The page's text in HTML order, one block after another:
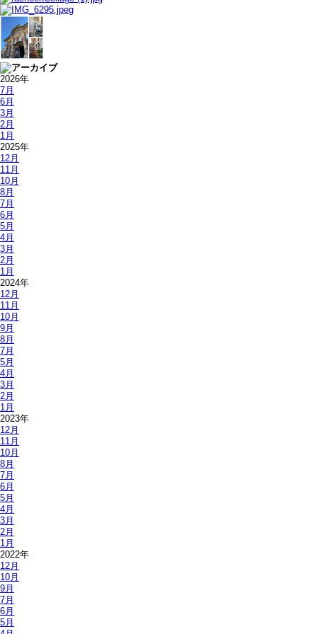
2026年
7月
6月
3月
2月
1月
2025年
12月
11月
10月
8月
7月
6月
5月
4月
3月
2月
1月
2024年
12月
11月
10月
9月
8月
7月
5月
4月
3月
2月
1月
2023年
12月
11月
10月
8月
7月
6月
5月
4月
3月
2月
1月
2022年
12月
10月
9月
7月
6月
5月